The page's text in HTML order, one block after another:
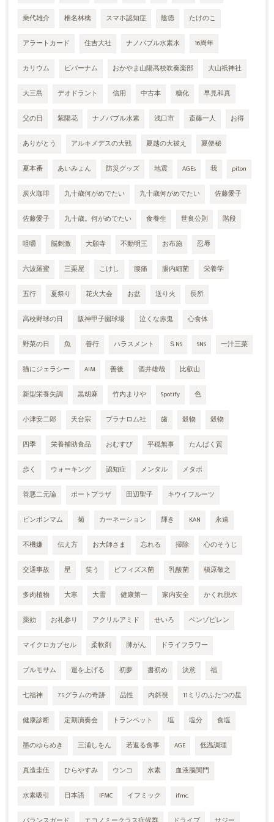
乗代雄介 椎名林檎 スマホ認知症 陰徳 たけのこ
アラートカード 住吉大社 ナノバブル水素水 16周年
カリウム ビバーナム おかやま山陽高校吹奏楽部 大山祇神社
大三島 デオドラント 信用 中古本 糖化 早見和真
父の日 紫陽花 ナノバブル水素 浅口市 斎藤一人 お得
ありがとう アルキメデスの大戦 夏越の大祓え 夏便秘
夏本番 あいみょん 防災グッズ 地震 AGEs 我 piton
炭火珈琲 九十歳何がめでたい 九十歳何がめでたい 佐藤愛子
佐藤愛子 九十歳。何がめでたい 食養生 世良公則 階段
咀嚼 脳刺激 大願寺 不動明王 お布施 忍辱
六波羅蜜 三栗屋 こけし 腰痛 腸内細菌 栄養学
五行 夏祭り 花火大会 お盆 送り火 長所
高校野球の日 阪神甲子園球場 泣くな赤鬼 心食体
野菜の日 魚 善行 ハラスメント ＳNS SNS 一汁三菜
猫にジェラシー AIM 善後 酒井雄哉 比叡山
新型栄養失調 黒胡麻 竹内まりや Spotify 色
小津安二郎 天台宗 プラナロム社 歯 穀物 穀物
四季 栄養補助食品 おむすび 平穏無事 たんぱく質
歩く ウォーキング 認知症 メンタル メタボ
善悪二元論 ポートプラザ 田辺聖子 キウイフルーツ
ピンポンマム 菊 カーネーション 輝き KAN 永遠
不機嫌 伝え方 お大師さま 忘れる 掃除 心のそうじ
交通事故 星 笑う ビフィズス菌 乳酸菌 槇原敬之
多肉植物 大寒 大雪 健康第一 家内安全 かくれ脱水
薬効 お礼参り アクリルアミド せいろ ベンゾピレン
マイクロカプセル 柔軟剤 肺がん ドライフラワー
プルモサム 運を上げる 初夢 書初め 決意 福
七福神 7.5グラムの奇跡 品性 内斜視 11ミリのふたつの星
健康診断 定期演奏会 トランペット 塩 塩分 食塩
墨のゆらめき 三浦しをん 若返る食事 AGE 低温調理
真造圭伍 ひらやすみ ウンコ 水素 血液脳関門
水素吸引 日本語 IFMC イフミック ifmc.